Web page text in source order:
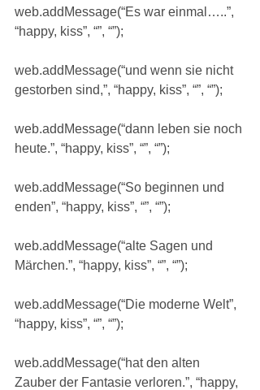
web.addMessage(“Es war einmal…..”,
“happy, kiss”, “”, “”);
web.addMessage(“und wenn sie nicht
gestorben sind,”, “happy, kiss”, “”, “”);
web.addMessage(“dann leben sie noch
heute.”, “happy, kiss”, “”, “”);
web.addMessage(“So beginnen und
enden”, “happy, kiss”, “”, “”);
web.addMessage(“alte Sagen und
Märchen.”, “happy, kiss”, “”, “”);
web.addMessage(“Die moderne Welt”,
“happy, kiss”, “”, “”);
web.addMessage(“hat den alten
Zauber der Fantasie verloren.”, “happy,